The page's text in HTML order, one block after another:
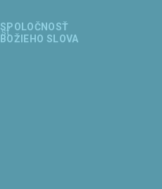
SPOLOČNOSŤ
BOŽIEHO SLOVA